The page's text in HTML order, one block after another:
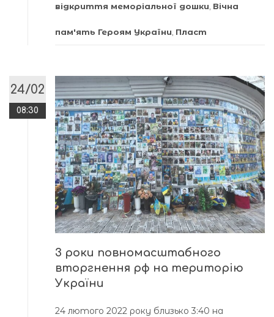
відкриття меморіальної дошки Вічна
пам'ять Героям України Пласт
24/02
08:30
3 роки повномасштабного
вторгнення рф на територію
України
24 лютого 2022 року близько 3:40 на